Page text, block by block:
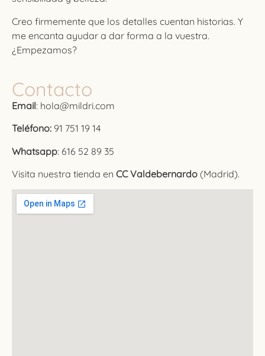
Creo firmemente que los detalles cuentan historias. Y
me encanta ayudar a dar forma a la vuestra.
¿Empezamos?
Contacto
Email: hola@mildri.com
Teléfono: 91 751 19 14
Whatsapp: 616 52 89 35
Visita nuestra tienda en CC Valdebernardo (Madrid).